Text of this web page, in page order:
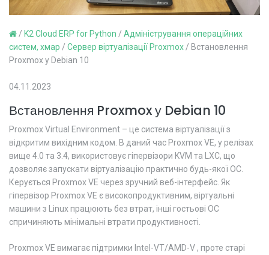
/ K2 Cloud ERP for Python / Адміністрування операційних
систем, хмар / Сервер віртуалізації Proxmox / Встановлення
Proxmox у Debian 10
04.11.2023
Встановлення Proxmox у Debian 10
Proxmox Virtual Environment – ​​це система віртуалізації з
відкритим вихідним кодом. В даний час Proxmox VE, у релізах
вище 4.0 та 3.4, використовує гіпервізори KVM та LXC, що
дозволяє запускати віртуалізацію практично будь-якої ОС.
Керується Proxmox VE через зручний веб-інтерфейс. Як
гіпервізор Proxmox VE є високопродуктивним, віртуальні
машини з Linux працюють без втрат, інші гостьові ОС
спричиняють мінімальні втрати продуктивності.
Proxmox VE вимагає підтримки Intel-VT/AMD-V , проте старі